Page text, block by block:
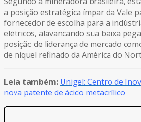
a posição estratégica ímpar da Vale
fornecedor de escolha para a
elétricos, alavancando sua baixa
posição de liderança de mercado
de níquel refinado da América do
Leia também: Unigel: Centro de
nova patente de ácido metacrílico